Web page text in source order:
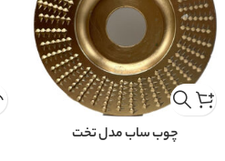
چوب ساب مدل تخت